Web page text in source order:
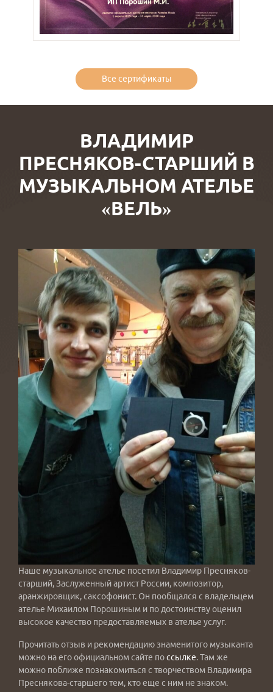
Все сертификаты
ВЛАДИМИР
ПРЕСНЯКОВ-СТАРШИЙ В
МУЗЫКАЛЬНОМ АТЕЛЬЕ
«ВЕЛЬ»
Наше музыкальное ателье посетил Владимир Пресняков-
старший, Заслуженный артист России, композитор,
аранжировщик, саксофонист. Он пообщался с владельцем
ателье Михаилом Порошиным и по достоинству оценил
высокое качество предоставляемых в ателье услуг.
Прочитать отзыв и рекомендацию знаменитого музыканта
можно на его официальном сайте поссылке. Там же
можно поближе познакомиться с творчеством Владимира
Преснякова-старшего тем, кто еще с ним не знаком.